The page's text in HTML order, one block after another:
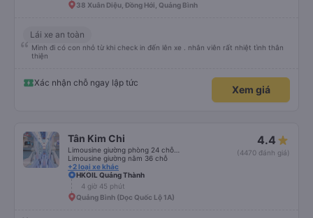
38 Xuân Diệu, Đồng Hới, Quảng Bình
Lái xe an toàn
Mình đi có con nhỏ từ khi check in đến lên xe . nhân viên rất nhiệt tình thân
thiện
Xác nhận chỗ ngay lập tức
Xem giá
Tân Kim Chi
Limousine giường nằm 36 chỗ
+2 loại xe khác
4.4
(4470 đánh giá)
HKOIL Quảng Thành
4 giờ 45 phút
Quảng Bình (Dọc Quốc Lộ 1A)